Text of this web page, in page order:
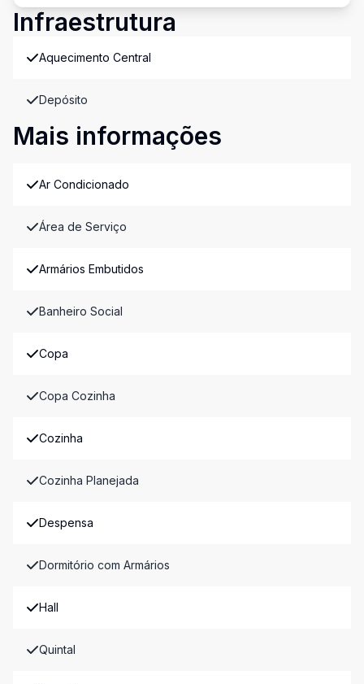
Infraestrutura
Aquecimento Central
Depósito
Mais informações
Ar Condicionado
Área de Serviço
Armários Embutidos
Banheiro Social
Copa
Copa Cozinha
Cozinha
Cozinha Planejada
Despensa
Dormitório com Armários
Hall
Quintal